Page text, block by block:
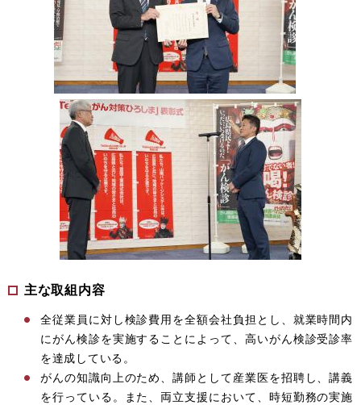
主な取組内容
全従業員に対し検診費用を全額会社負担とし、就業時間内
にがん検診を実施することによって、高いがん検診受診率
を達成している。
がんの知識向上のため、講師として産業医を招聘し、講義
を行っている。また、両立支援において、時短勤務の実施